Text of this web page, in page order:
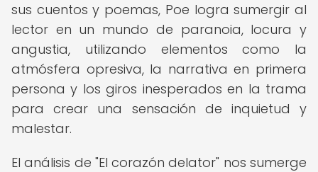
sus cuentos y poemas, Poe logra sumergir al
lector en un mundo de paranoia, locura y
angustia, utilizando elementos como la
atmósfera opresiva, la narrativa en primera
persona y los giros inesperados en la trama
para crear una sensación de inquietud y
malestar.
El análisis de "El corazón delator" nos sumerge